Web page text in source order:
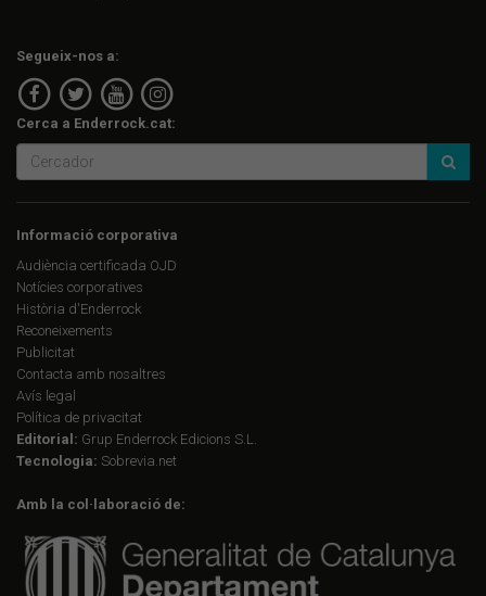
Segueix-nos a:
Cerca a Enderrock.cat:
Informació corporativa
Audiència certificada OJD
Notícies corporatives
Història d'Enderrock
Reconeixements
Publicitat
Contacta amb nosaltres
Avís legal
Política de privacitat
Editorial: Grup Enderrock Edicions S.L.
Tecnologia: Sobrevia.net
Amb la col·laboració de: